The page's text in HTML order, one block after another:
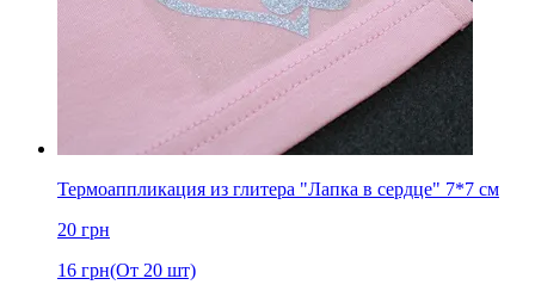
Термоаппликация из глитера "Лапка в сердце" 7*7 см
20 грн
16 грн(От 20 шт)